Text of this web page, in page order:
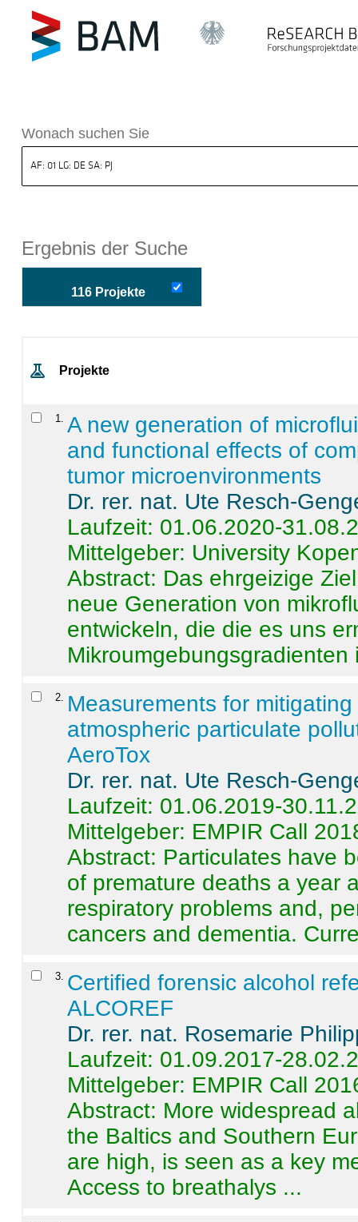
BAM
Wonach suchen Sie
Ergebnis der Suche
116 Projekte
Projekte
1
A new generation of
and functional effects of
tumor microenvironments
Dr. rer. nat. Ute Resch-
Laufzeit: 01.06.2020-
Mittelgeber: University
Abstract: Das ehrgeizige
neue Generation von
entwickeln, die die es uns
Mikroumgebungsgradienten
2
Measurements for
atmospheric particulate
AeroTox
Dr. rer. nat. Ute Resch-
Laufzeit: 01.06.2019-
Mittelgeber: EMPIR Call
Abstract: Particulates have
of premature deaths a year
respiratory problems and,
cancers and dementia.
3 Certified forensic alcohol
ALCOREF
Dr. rer. nat. Rosemarie
Laufzeit: 01.09.2017-
Mittelgeber: EMPIR Call
Abstract: More widespread
the Baltics and Southern
are high, is seen as a key
Access to breathalys ...